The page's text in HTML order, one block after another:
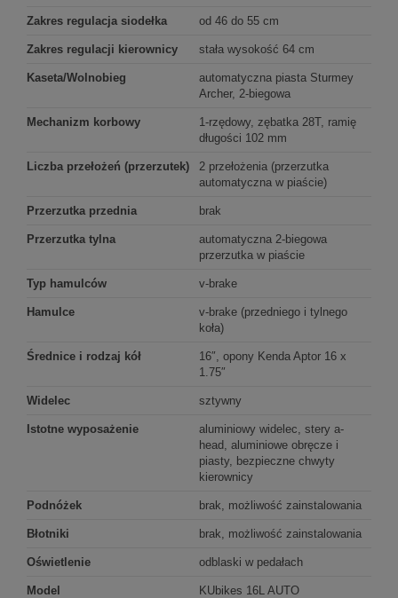
Zakres regulacja siodełka od 46 do 55 cm
Zakres regulacji kierownicy stała wysokość 64 cm
Kaseta/Wolnobieg
automatyczna piasta Sturmey
Archer, 2-biegowa
Mechanizm korbowy
1-rzędowy, zębatka 28T, ramię
długości 102 mm
Liczba przełożeń (przerzutek)
2 przełożenia (przerzutka
automatyczna w piaście)
Przerzutka przednia brak
Przerzutka tylna
automatyczna 2-biegowa
przerzutka w piaście
Typ hamulców v-brake
Hamulce
v-brake (przedniego i tylnego
koła)
Średnice i rodzaj kół
16″, opony Kenda Aptor 16 x
1.75″
Widelec sztywny
Istotne wyposażenie
aluminiowy widelec, stery a-
head, aluminiowe obręcze i
piasty, bezpieczne chwyty
kierownicy
Podnóżek brak, możliwość zainstalowania
Błotniki brak, możliwość zainstalowania
Oświetlenie odblaski w pedałach
Model KUbikes 16L AUTO